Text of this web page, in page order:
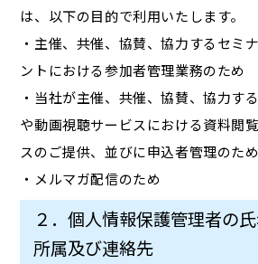
は、以下の目的で利用いたします。
・主催、共催、協賛、協力するセミ
ントにおける参加者管理業務のため
・当社が主催、共催、協賛、協力す
や動画視聴サービスにおける資料閲
スのご提供、並びに申込者管理のため
・メルマガ配信のため
２．個人情報保護管理者の氏
所属及び連絡先